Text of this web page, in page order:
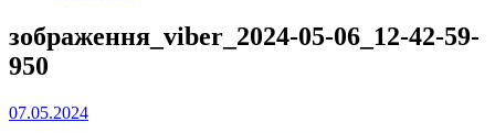
зображення_viber_2024-05-06_12-42-59-
950
07.05.2024